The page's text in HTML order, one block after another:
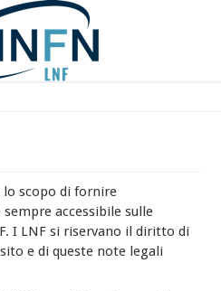
lo scopo di fornire
accessibile sulle
I LNF si riservano il diritto di
e di queste note legali